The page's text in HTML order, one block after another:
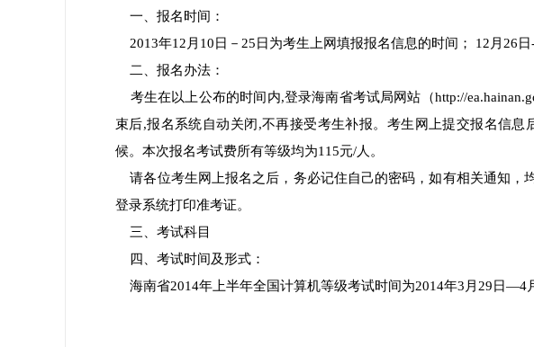
一、报名时间：
2013年12月10日－25日为考生上网填报报名信息的时间； 12月26日
二、报名办法：
考生在以上公布的时间内,登录海南省考试局网站（http://
束后,报名系统自动关闭,不再接受考生补报。考生网上提交报名信
候。本次报名考试费所有等级均为115元/人。
请各位考生网上报名之后，务必记住自己的密码，如有相关通知，
登录系统打印准考证。
三、考试科目
四、考试时间及形式：
海南省2014年上半年全国计算机等级考试时间为2014年3月29日—4